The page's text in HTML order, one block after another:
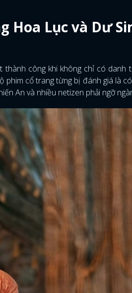
Hoa Lục và Dư
công khi không chỉ có danh
cổ trang từng bị đánh giá là
An và nhiều netizen phải ngỡ